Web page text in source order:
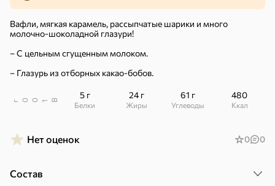
Вафли, мягкая карамель, рассыпчатые шарики и много
молочно-шоколадной глазури!
– С цельным сгущенным молоком.
– Глазурь из отборных какао-бобов.
В
1 00
г
5 г
Белки
24 г
Жиры
61 г
Углеводы
480
ккал
Нет оценок 0 0
Состав
Хиты Все
ХИТ 5